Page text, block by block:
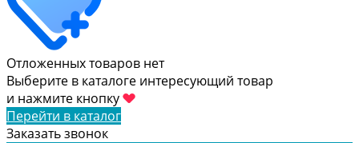
Отложенных товаров нет
Выберите в каталоге интересующий товар
и нажмите кнопку
Перейти в каталог
Заказать звонок